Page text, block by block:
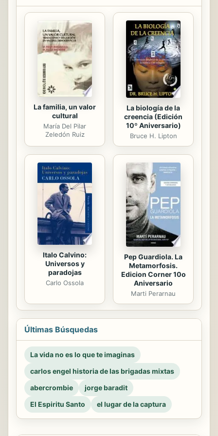
La familia, un valor
cultural
María Del Pilar
Zeledón Ruiz
La biología de la
creencia (Edición
10º Aniversario)
Bruce H. Lipton
Italo Calvino:
Universos y
paradojas
Carlo Ossola
Pep Guardiola. La
Metamorfosis.
Edicion Corner 10o
Aniversario
Marti Perarnau
Últimas Búsquedas
La vida no es lo que te imaginas
carlos engel historia de las brigadas mixtas
abercrombie
jorge baradit
El Espiritu Santo
el lugar de la captura